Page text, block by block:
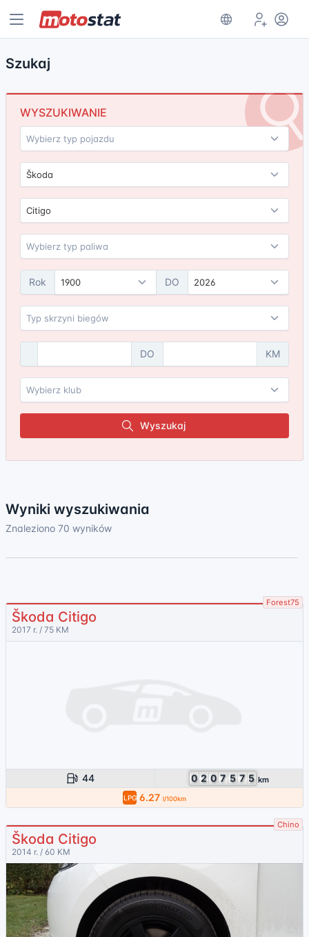
Szukaj
WYSZUKIWANIE
Škoda
Citigo
Rok 1900 DO 2026
DO KM
Wyszukaj
Wyniki wyszukiwania
Znaleziono 70 wyników
Forest75
Škoda Citigo
2017 r. / 75 KM
44 0 2 0 7 5 7 5 km
LPG 6.27 l/100km
Chino
Škoda Citigo
2014 r. / 60 KM